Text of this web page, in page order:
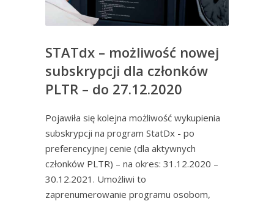
STATdx – możliwość nowej
subskrypcji dla członków
PLTR – do 27.12.2020
Pojawiła się kolejna możliwość wykupienia
subskrypcji na program StatDx - po
preferencyjnej cenie (dla aktywnych
członków PLTR) – na okres: 31.12.2020 –
30.12.2021. Umożliwi to
zaprenumerowanie programu osobom,